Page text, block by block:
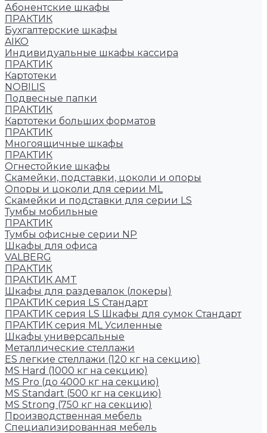
Абонентские шкафы
ПРАКТИК
Бухгалтерские шкафы
AIKO
Индивидуальные шкафы кассира
ПРАКТИК
Картотеки
NOBILIS
Подвесные папки
ПРАКТИК
Картотеки больших форматов
ПРАКТИК
Многоящичные шкафы
ПРАКТИК
Огнестойкие шкафы
Скамейки, подставки, цоколи и опоры
Опоры и цоколи для серии ML
Скамейки и подставки для серии LS
Тумбы мобильные
ПРАКТИК
Тумбы офисные серии NP
Шкафы для офиса
VALBERG
ПРАКТИК
ПРАКТИК AMT
Шкафы для раздевалок (локеры)
ПРАКТИК cерия LS Стандарт
ПРАКТИК серия LS Шкафы для сумок Стандарт
ПРАКТИК серия ML Усиленные
Шкафы универсальные
Металлические стеллажи
ES легкие стеллажи (120 кг на секцию)
MS Hard (1000 кг на секцию)
MS Pro (до 4000 кг на секцию)
MS Standart (500 кг на секцию)
MS Strong (750 кг на секцию)
Производственная мебель
Cпециализированная мебель